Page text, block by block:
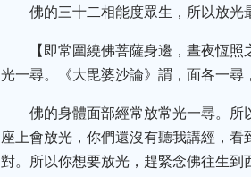
佛的三十二相能度眾生，所以放
【即常圍繞佛菩薩身邊，晝夜恆
光一尋。《大毘婆沙論》謂，面各一尋
佛的身體面部經常放常光一尋。
座上會放光，你們還沒有聽我講經，
對。所以你想要放光，趕緊念佛往生到